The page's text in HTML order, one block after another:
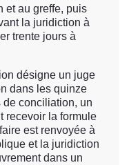
et au greffe, puis
la juridiction à
trente jours à
désigne un juge
dans les quinze
de conciliation, un
recevoir la formule
est renvoyée à
et la juridiction
dans un